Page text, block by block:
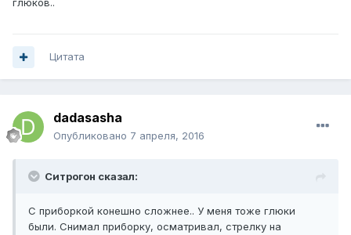
глюков..
Цитата
dadasasha
Опубликовано 7 апреля, 2016
Ситрогон сказал:
С приборкой конешно сложнее.. У меня тоже глюки
были. Снимал приборку, осматривал, стрелку на